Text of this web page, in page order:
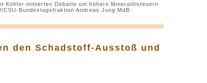
Köhler initiierten Debatte um höhere Mineralölsteuern
Bundestagsfraktion Andreas Jung MdB:
den Schadstoff-Ausstoß und